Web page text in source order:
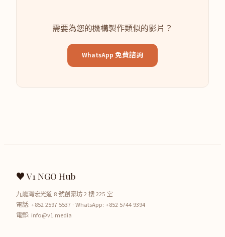
需要為您的機構製作類似的影片？
WhatsApp 免費諮詢
♥ V1 NGO Hub
九龍灣宏光道 8 號創豪坊 2 樓 225 室
電話: +852 2597 5537 · WhatsApp: +852 5744 9394
電郵: info@v1.media